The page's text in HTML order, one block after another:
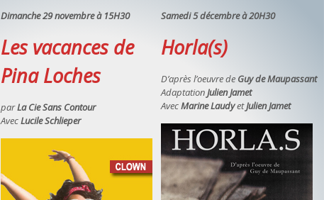
Dimanche 29 novembre à 15H30
Les vacances de
Pina Loches
parLa Cie Sans Contour
AvecLucile Schlieper
Samedi 5 décembre à 20H30
Horla(s)
D’après l’oeuvre de Guy de Maupassant
Adaptation Julien Jamet
AvecMarine LaudyetJulien Jamet